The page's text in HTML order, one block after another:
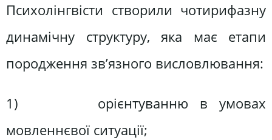
Психолінгвісти створили чотирифазну
динамічну структуру, яка має етапи
породження зв’язного висловлювання:
1) орієнтуванню в умовах
мовленнєвої ситуації;